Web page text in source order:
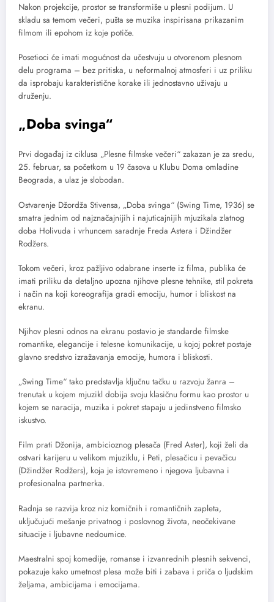
Nakon projekcije, prostor se transformiše u plesni podijum. U
skladu sa temom večeri, pušta se muzika inspirisana prikazanim
filmom ili epohom iz koje potiče.
Posetioci će imati mogućnost da učestvuju u otvorenom plesnom
delu programa – bez pritiska, u neformalnoj atmosferi i uz priliku
da isprobaju karakteristične korake ili jednostavno uživaju u
druženju.
„Doba svinga“
Prvi događaj iz ciklusa „Plesne filmske večeri“ zakazan je za sredu,
25. februar, sa početkom u 19 časova u Klubu Doma omladine
Beograda, a ulaz je slobodan.
Ostvarenje Džordža Stivensa, „Doba svinga“ (Swing Time, 1936) se
smatra jednim od najznačajnijih i najuticajnijih mjuzikala zlatnog
doba Holivuda i vrhuncem saradnje Freda Astera i Džindžer
Rodžers.
Tokom večeri, kroz pažljivo odabrane inserte iz filma, publika će
imati priliku da detaljno upozna njihove plesne tehnike, stil pokreta
i način na koji koreografija gradi emociju, humor i bliskost na
ekranu.
Njihov plesni odnos na ekranu postavio je standarde filmske
romantike, elegancije i telesne komunikacije, u kojoj pokret postaje
glavno sredstvo izražavanja emocije, humora i bliskosti.
„Swing Time“ tako predstavlja ključnu tačku u razvoju žanra –
trenutak u kojem mjuzikl dobija svoju klasičnu formu kao prostor u
kojem se naracija, muzika i pokret stapaju u jedinstveno filmsko
iskustvo.
Film prati Džonija, ambicioznog plesača (Fred Aster), koji želi da
ostvari karijeru u velikom mjuziklu, i Peti, plesačicu i pevačicu
(Džindžer Rodžers), koja je istovremeno i njegova ljubavna i
profesionalna partnerka.
Radnja se razvija kroz niz komičnih i romantičnih zapleta,
uključujući mešanje privatnog i poslovnog života, neočekivane
situacije i ljubavne nedoumice.
Maestralni spoj komedije, romanse i izvanrednih plesnih sekvenci,
pokazuje kako umetnost plesa može biti i zabava i priča o ljudskim
željama, ambicijama i emocijama.